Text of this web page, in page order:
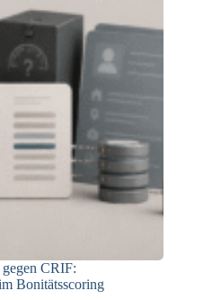
CRIF:
Bonitätsscoring